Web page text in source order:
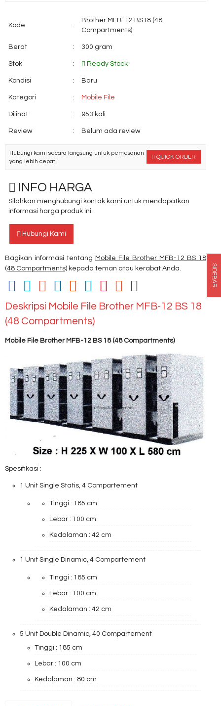
Kode :
Brother MFB-12 BS18 (48
Compartments)
Berat : 300 gram
Stok : Ready Stock
Kondisi : Baru
Kategori : Mobile File
Dilihat : 953 kali
Review : Belum ada review
QUICK ORDER
Hubungi kami secara langsung untuk pemesanan
yang lebih cepat!
INFO HARGA
Silahkan menghubungi kontak kami untuk mendapatkan
informasi harga produk ini.
Hubungi Kami
Bagikan informasi tentang Mobile File Brother MFB-12 BS 18
(48 Compartments) kepada teman atau kerabat Anda.
Deskripsi Mobile File Brother MFB-12 BS 18
(48 Compartments)
Mobile File Brother MFB-12 BS 18 (48 Compartments)
Spesifikasi :
1 Unit Single Statis, 4 Compartement
Tinggi : 185 cm
Lebar : 100 cm
Kedalaman : 42 cm
1 Unit Single Dinamic, 4 Compartement
Tinggi : 185 cm
Lebar : 100 cm
Kedalaman : 42 cm
5 Unit Double Dinamic, 40 Compartement
Tinggi : 185 cm
Lebar : 100 cm
Kedalaman : 80 cm
SIDEBAR